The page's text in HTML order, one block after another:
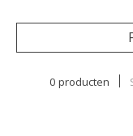
0 producten